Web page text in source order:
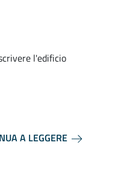
l'edificio
A LEGGERE